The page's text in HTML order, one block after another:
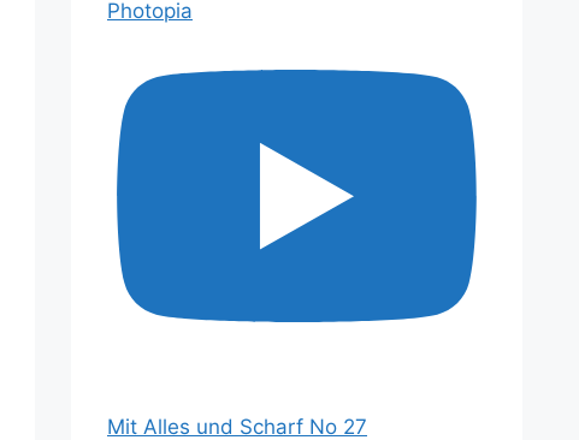
Photopia
Mit Alles und Scharf No 27